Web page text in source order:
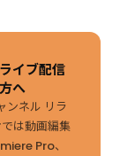
イブ配信
へ
ンネル リラ
は動画編集
Pro、